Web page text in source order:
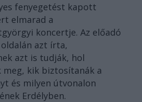
fenyegetést kapott
elmarad a
koncertje. Az előadó
azt írta,
azt is tudják, hol
meg, kik biztosítanák a
és milyen útvonalon
Erdélyben.